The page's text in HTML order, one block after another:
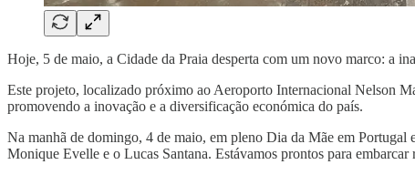
Hoje, 5 de maio, a Cidade da Praia desperta com um novo marco: a
Este projeto, localizado próximo ao Aeroporto Internacional Nelson
promovendo a inovação e a diversificação económica do país.
Na manhã de domingo, 4 de maio, em pleno Dia da Mãe em
Monique Evelle e o Lucas Santana. Estávamos prontos para